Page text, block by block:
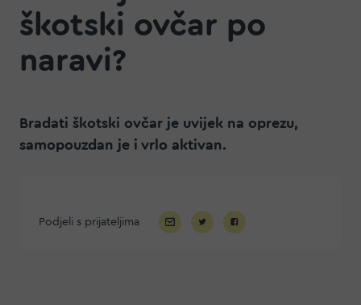
škotski ovčar po
naravi?
Bradati škotski ovčar je uvijek na oprezu,
samopouzdan je i vrlo aktivan.
Podjeli s prijateljima